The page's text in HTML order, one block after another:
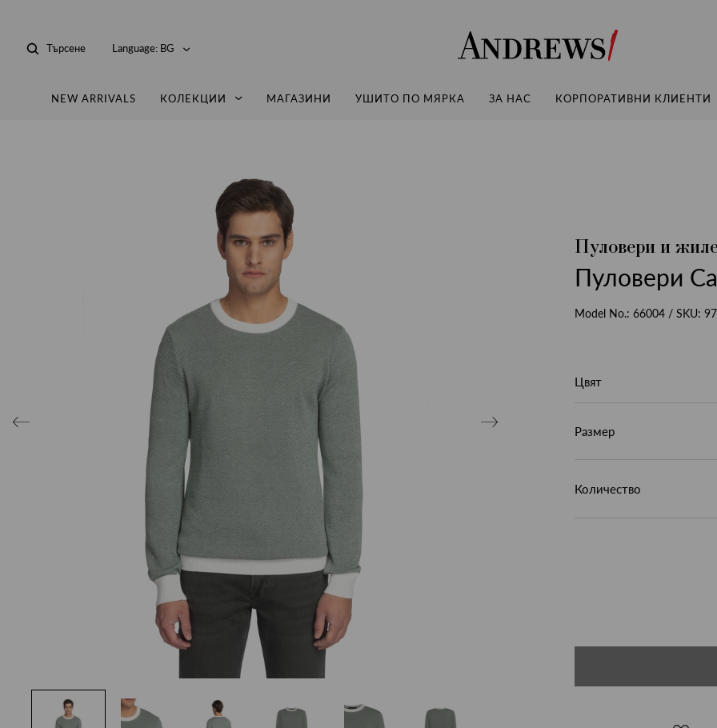
Andrews
Търсене Language: BG
NEW ARRIVALS КОЛЕКЦИИ МАГАЗИНИ УШИТО ПО МЯРКА ЗА НАС КОРПОРАТИВНИ КЛИЕНТИ
Пуловери и
Пуловери
Model No.: 66004 / SKU:
Цвят
Размер
Количество